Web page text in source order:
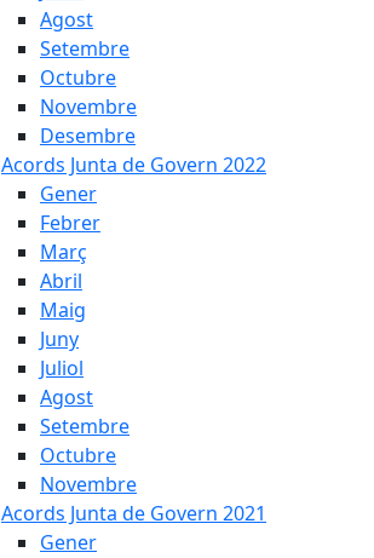
Agost
Setembre
Octubre
Novembre
Desembre
Acords Junta de Govern 2022
Gener
Febrer
Març
Abril
Maig
Juny
Juliol
Agost
Setembre
Octubre
Novembre
Acords Junta de Govern 2021
Gener